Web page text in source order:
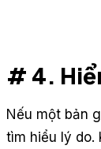
# 4.
Nếu một bản
tìm hiểu lý do.